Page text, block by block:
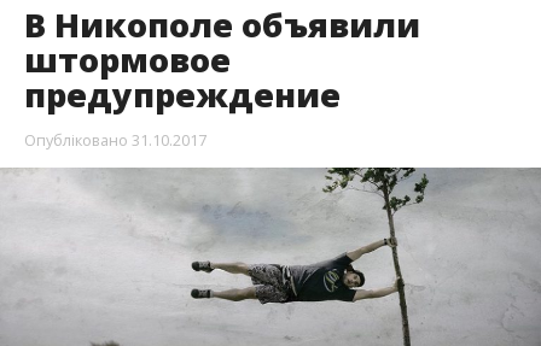
В Никополе объявили
штормовое
предупреждение
Опубліковано 31.10.2017